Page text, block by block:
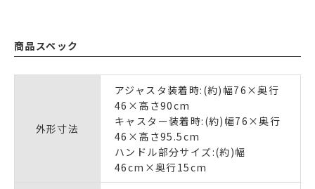
商品スペック
外形寸法
アジャスタ装着時:(約)幅76×奥行
46×高さ90cm
キャスター装着時:(約)幅76×奥行
46×高さ95.5cm
ハンドル部分サイズ:(約)幅
46cm×奥行15cm